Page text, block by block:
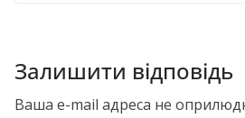
Залишити відповідь
Ваша e-mail адреса не